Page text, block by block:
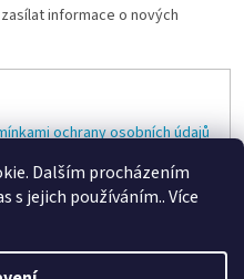
Dalším procházením
s jejich používáním.. Více
informace o nových
ochrany osobních údajů